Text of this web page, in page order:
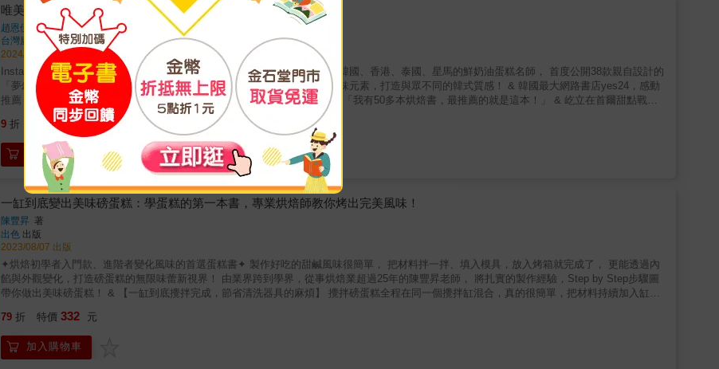
步驟以內，內容簡單明瞭，不需閱讀大量文字。 3. 每個步驟皆標示攪拌次數，並附上麵糊狀態的照片，新手也能順利完成。 & 讀者好評 & 1. 推
薦給想先嘗試製作磅蛋糕、馬芬的人。很簡單就能成功。介紹了許多類型的口味，我會一邊閱讀一邊思考下次要做什麼，非常開心。 & 2. 雖然我
有好幾本關於磅蛋糕、杯子蛋糕的書，但這本書的作法非常簡單，讓我一翻開就想動手製作。做出來的蛋糕也非常蓬鬆可口。 & 3. 只需要攪拌大
約10分鐘，就能放進烤箱，烤個20分鐘，就能享受新鮮出爐、美味蓬鬆的馬芬。特別是使用植物油類時，碗盤容易清洗，而且清爽又好吃，真的
太棒了！！ &
唯美韓系鮮奶油蛋糕解構全書
趙恩伊
著
台灣廣廈
出版
2024/03/28 出版
Instagram超過7萬人追蹤！ 甜點架式、某某法式甜點，雙主廚力推！ 紅遍韓國、香港、泰國、星馬的鮮奶油蛋糕名師， 首度公開38款親自設計的
「夢幻韓系蛋糕」， 分層拆解鮮奶油夾層、抹面、擠花的製作祕訣， 用美味元素，打造與眾不同的韓式質感！ & 韓國最大網路書店yes24，感動
推薦！── 「光靠這本書的鮮奶油和蛋糕，就足夠開一家迷人的甜點店！」 「我有50多本烘焙書，最推薦的就是這本！」 & 屹立在首爾甜點戰區
的「JOY&rsquo;S KITCHEN工作室」， 向來以清新唯美的「韓系鮮奶油蛋糕」聞名。 豐富多層次的口感，獨到的風味，極簡的質感， 成立近十
年來，無論教學或販售，始終是甜點人心中的夢幻逸品！& 獨具特色的風格與製作技巧，更讓她成為亞洲各國爭相邀課的指標性老師。 & 而現
在，JOY&rsquo;S KITCHEN將招牌的訂製款配方，不藏私集結成書， 完整公開38堂從蛋糕製作、風味搭配到裝飾設計的「鮮奶油蛋糕系列課
程」！ 全面圖解開心果柳橙蛋糕、番茄牛奶蛋糕、桑格利亞調酒蛋糕等人氣獨創甜點， 從零細說如何讓「蛋糕更蓬鬆」「鮮奶油更清爽」的好吃
關鍵， 用獨家研發的技巧，重新詮釋「蛋糕＋鮮奶油」的更多可能！ 讓視覺與味蕾的快樂都a piece of cake！ & 本書特色 & 特色1. 韓國名師首
度出書！風靡韓國甜點界的唯美風格鮮奶油蛋糕 本書作者趙恩伊，和Congmom鄭賀蠕同為韓國甜點裝飾指標，也是彼此的蛋糕老師！恩伊老師的
美感獨幟一格，擅長以簡單的鮮奶油勾勒浪漫質感，餐飲出身的她，更懂得善用食材風味堆疊，無論是大眾化的巧克力、草莓、牛奶，或是特殊的
小黃瓜、南瓜、藍紋起司，都能組合出驚艷美味！ & 特色2. 分層拆解獨家配方！從基礎到進階，自由應用的美味方程式 不只是配方，更是蛋糕設
計學！全書將38款恩伊老師創立「JOY&rsquo;S KITCHEN」以來，最受學生、顧客喜愛的配方，逐一解構成蛋糕體、夾層、抹面、裝飾說明，可
以照做，也可以自由組合出專屬訂製款，做出外面買不到的西瓜提拉米蘇杯子蛋糕、香草蘋果翻轉蛋糕、馬斯卡彭純白蛋糕！ & 特色3. 入口即化
的蛋糕體！基本的工具材料，也能有截然不同口感 因為簡單，更需要講究！書中收錄五種「JOY&rsquo;S KITCHEN」的招牌蛋糕體製法，不需
要特殊模具，只用基本的糖、蛋、麵粉和風味食材，卻能透過改變打發程度、順序，做出全蛋法、分蛋法、舒芙蕾法三種口感的海綿蛋糕，以及柔
軟的戚風和手指餅乾，讓每一口都是超乎期待的美味。 & 特色4. 獨特的鮮奶油技法！從夾層、抹面到擠花裝飾的多層次變化 香濃不膩的特製夾
層，素雅清新的抹面，少許擠花裝飾點綴&hellip;&hellip;同樣是鮮奶油，也可以擁有多層次的風味與口感！恩伊老師將在本書中徹底傳授鮮奶油
「好吃又好看」的祕訣，教你如何調整打發軟硬度，結合乳酪、水果、咖啡等風味材料，做出「從沒想過可以這麼好吃」的美味鮮奶油！ & 特色
明，並收錄重點工序的影片示範，讓你即使是第一次動手做，也能夠快速掌握成功路徑，用更快的方式迅速上手！ & 甜點職人，誠摯推薦 & 「能
夠完美做出夢幻鮮奶油蛋糕，是每一位想成為蛋糕職人的夢想！讓這本寶典從最經典的鮮奶油草莓蛋糕開始教起，到創新的口味組合，各種創意無
9 折 特價 675 元
加入購物車
一缸到底變出美味磅蛋糕：學蛋糕的第一本書，專業烘焙師教你烤出完美風味！
陳豐昇 著
出色 出版
2023/08/07 出版
✦烘焙初學者入門款、進階者變化風味的首選蛋糕書✦ 製作好吃的甜鹹風味很簡單， 把材料拌一拌、填入模具，放入烤箱就完成了， 更能透過內
餡與外觀變化，打造磅蛋糕的無限味蕾新視界！ 由業界跨到學界，從事烘焙業超過25年的陳豐昇老師， 將扎實的製作經驗，Step by Step步驟圖
帶你做出美味磅蛋糕！ & 【一缸到底攪拌完成，節省清洗器具的麻煩】 攪拌磅蛋糕全程在同一個攪拌缸混合，真的很簡單，把材料持續加入缸中
蛋糕。依據喜好搭配不同食材，變化更多風味，新手也能烤出鹹甜好滋味！ & 【驚喜創意組合與味道，等你來品嚐】 吃膩香蕉、草莓、核果
&hellip;&hellip;等常見口味，不妨換換創意的鹹口味吧！富含膳食纖維及促進腸道健康的地瓜口味；結合宜蘭名產鴨賞搭配香蒜，散發濃郁蒜香；
或是可以試試將蝦仁、花枝、吻仔魚，做成綜合海鮮的鹹口味！ & 【搭配不同模具，做出可愛多樣化的磅蛋糕】 市售磅蛋糕大部分是長條型，但
79 折 特價 332 元
加入購物車